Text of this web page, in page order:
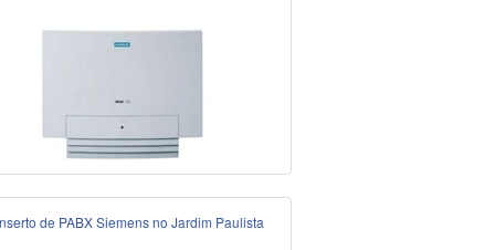
de PABX Siemens no Jardim Paulista